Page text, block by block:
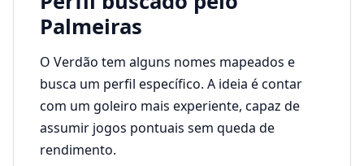
Palmeiras
O Verdão tem alguns nomes mapeados e
busca um perfil específico. A ideia é contar
com um goleiro mais experiente, capaz de
assumir jogos pontuais sem queda de
rendimento.